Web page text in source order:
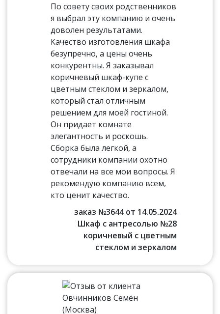
По совету своих родственников
я выбрал эту компанию и очень
доволен результатами.
Качество изготовления шкафа
безупречно, а цены очень
конкурентны. Я заказывал
коричневый шкаф-купе с
цветным стеклом и зеркалом,
который стал отличным
решением для моей гостиной.
Он придает комнате
элегантность и роскошь.
Сборка была легкой, а
сотрудники компании охотно
отвечали на все мои вопросы. Я
рекомендую компанию всем,
кто ценит качество.
заказ №3644 от 14.05.2024
Шкаф с антресолью №28
коричневый с цветным
стеклом и зеркалом